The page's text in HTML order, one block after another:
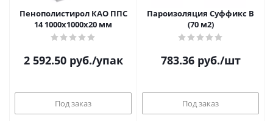
Пенополистирол КАО ППС
14 1000х1000х20 мм
2 592.50руб./упак
Под заказ
Пароизоляция Суффикс В
(70 м2)
783.36руб./шт
Под заказ